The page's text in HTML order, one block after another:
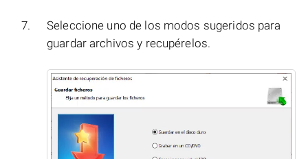
Seleccione uno de los modos sugeridos para
guardar archivos y recupérelos.